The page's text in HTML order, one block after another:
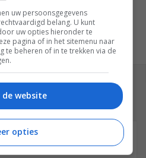
REACTIES (1)
uw persoonsgegevens
belang. U kunt
uw opties hieronder te
pagina of in het sitemenu naar
te beheren of in te trekken via de
de website
opties